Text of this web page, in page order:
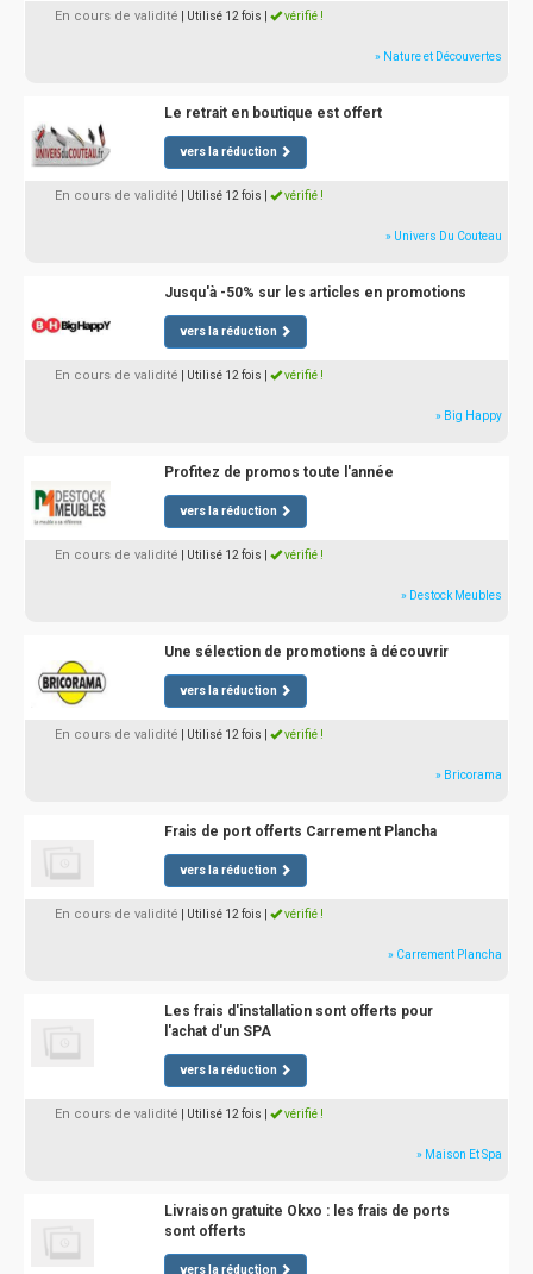
En cours de validité | Utilisé 12 fois vérifié !
» Nature et Découvertes
Le retrait en boutique est offert
vers la réduction
En cours de validité | Utilisé 12 fois vérifié !
» Univers Du Couteau
Jusqu'à -50% sur les articles en promotions
vers la réduction
En cours de validité | Utilisé 12 fois vérifié !
» Big Happy
Profitez de promos toute l'année
vers la réduction
En cours de validité | Utilisé 12 fois vérifié !
» Destock Meubles
Une sélection de promotions à découvrir
vers la réduction
En cours de validité | Utilisé 12 fois vérifié !
» Bricorama
Frais de port offerts Carrement Plancha
vers la réduction
En cours de validité | Utilisé 12 fois vérifié !
» Carrement Plancha
Les frais d'installation sont offerts pour
l'achat d'un SPA
vers la réduction
En cours de validité | Utilisé 12 fois vérifié !
» Maison Et Spa
Livraison gratuite Okxo : les frais de ports
sont offerts
vers la réduction